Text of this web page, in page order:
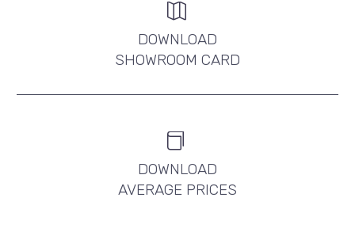


DOWNLOAD
SHOWROOM CARD


DOWNLOAD
AVERAGE PRICES